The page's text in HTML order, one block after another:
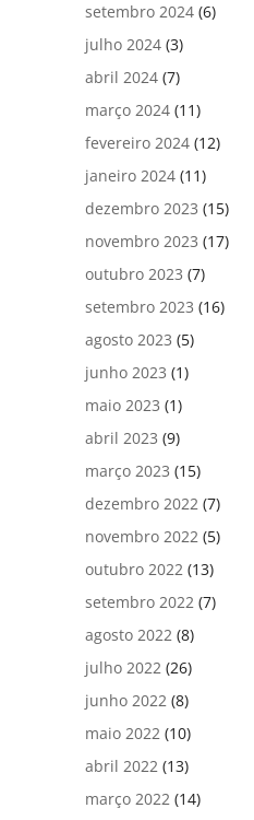
setembro 2024 (6)
julho 2024 (3)
abril 2024 (7)
março 2024 (11)
fevereiro 2024 (12)
janeiro 2024 (11)
dezembro 2023 (15)
novembro 2023 (17)
outubro 2023 (7)
setembro 2023 (16)
agosto 2023 (5)
junho 2023 (1)
maio 2023 (1)
abril 2023 (9)
março 2023 (15)
dezembro 2022 (7)
novembro 2022 (5)
outubro 2022 (13)
setembro 2022 (7)
agosto 2022 (8)
julho 2022 (26)
junho 2022 (8)
maio 2022 (10)
abril 2022 (13)
março 2022 (14)